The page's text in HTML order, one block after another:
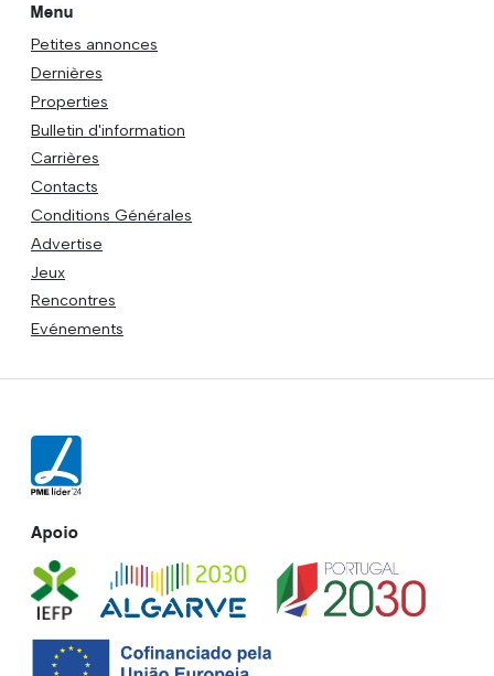
Menu
Petites annonces
Dernières
Properties
Bulletin d'information
Carrières
Contacts
Conditions Générales
Advertise
Jeux
Rencontres
Evénements
Apoio